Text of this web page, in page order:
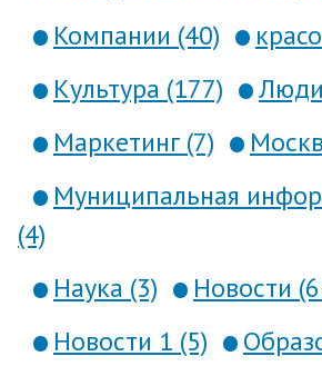
Компании (40)
Культура (177)
Маркетинг (7)
Муниципальная
(4)
Наука (3)
Новости
Новости 1 (5)